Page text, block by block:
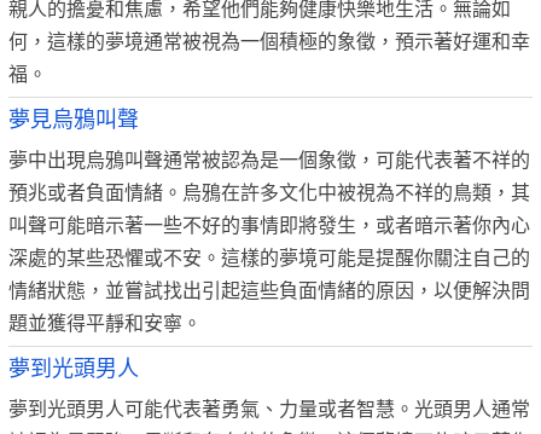
親人的擔憂和焦慮，希望他們能夠健康快樂地生活。無論如
何，這樣的夢境通常被視為一個積極的象徵，預示著好運和幸
福。
夢見烏鴉叫聲
夢中出現烏鴉叫聲通常被認為是一個象徵，可能代表著不祥的
預兆或者負面情緒。烏鴉在許多文化中被視為不祥的鳥類，其
叫聲可能暗示著一些不好的事情即將發生，或者暗示著你內心
深處的某些恐懼或不安。這樣的夢境可能是提醒你關注自己的
情緒狀態，並嘗試找出引起這些負面情緒的原因，以便解決問
題並獲得平靜和安寧。
夢到光頭男人
夢到光頭男人可能代表著勇氣、力量或者智慧。光頭男人通常